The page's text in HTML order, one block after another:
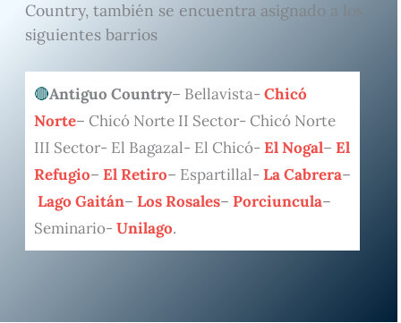
Country, también se encuentra asignado a los
siguientes barrios
Antiguo Country– Bellavista- Chicó
Norte– Chicó Norte II Sector- Chicó Norte
III Sector- El Bagazal- El Chicó- El Nogal– El
Refugio– El Retiro– Espartillal- La Cabrera–
Lago Gaitán– Los Rosales– Porciuncula–
Seminario- Unilago.